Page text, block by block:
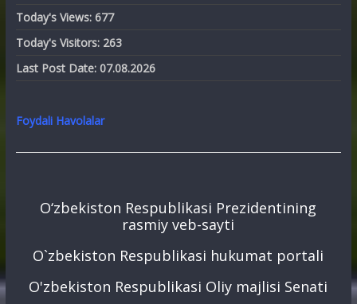
Today's Views: 677
Today's Visitors: 263
Last Post Date: 07.08.2026
Foydali Havolalar
O‘zbekiston Respublikasi Prezidentining
rasmiy veb-sayti
O`zbekiston Respublikasi hukumat portali
O'zbekiston Respublikasi Oliy majlisi Senati